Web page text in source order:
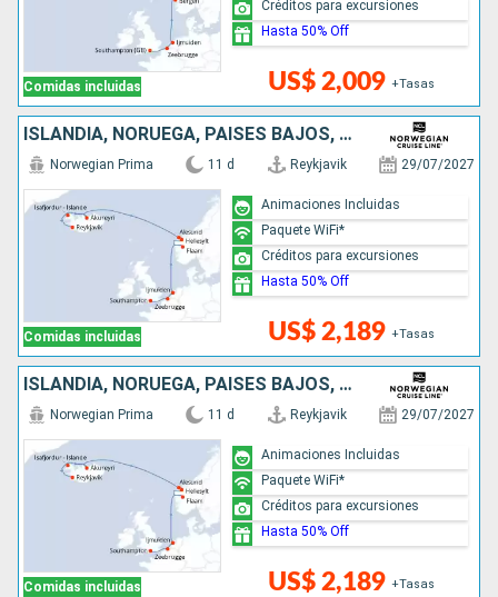
Comidas incluidas US$ 2,009 +Tasas
Créditos para excursiones
Hasta 50% Off
ISLANDIA, NORUEGA, PAISES BAJOS, BÉLGICA, REINO UNIDO
Comidas incluidas
Norwegian Prima 11 d Reykjavik 29/07/2027
US$ 2,189 +Tasas
Animaciones Incluidas
Paquete WiFi*
Créditos para excursiones
Hasta 50% Off
ISLANDIA, NORUEGA, PAISES BAJOS, BÉLGICA, REINO UNIDO
Comidas incluidas
Norwegian Prima 11 d Reykjavik 29/07/2027
US$ 2,189 +Tasas
Animaciones Incluidas
Paquete WiFi*
Créditos para excursiones
Hasta 50% Off